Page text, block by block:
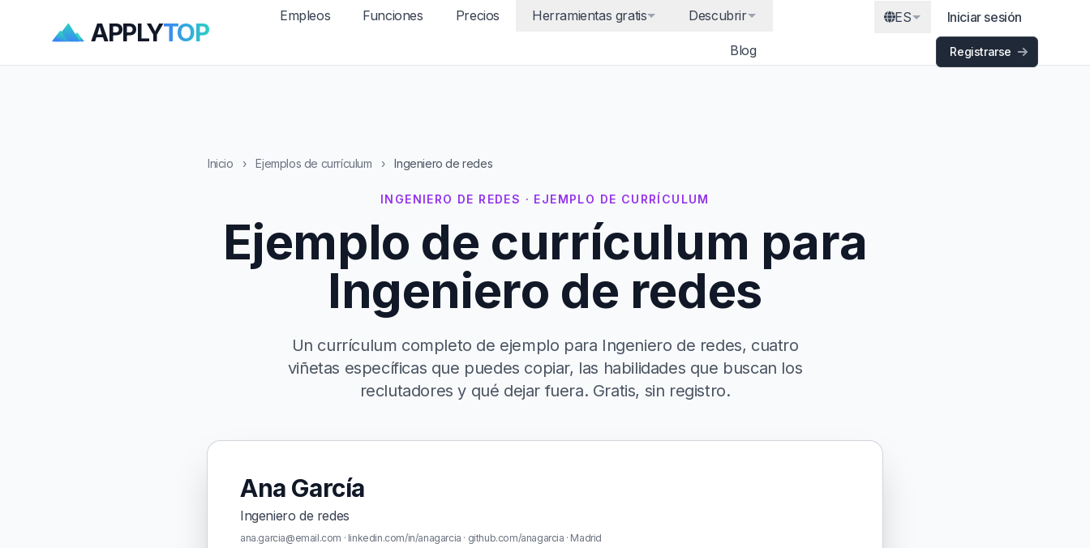
APPLYTOP
Empleos Funciones Precios Herramientas gratis Descubrir
Blog
ES Iniciar sesión
Registrarse
Inicio › Ejemplos de currículum › Ingeniero de redes
INGENIERO DE REDES · EJEMPLO DE CURRÍCULUM
Ejemplo de currículum para
Ingeniero de redes
Un currículum completo de ejemplo para Ingeniero de redes, cuatro
viñetas específicas que puedes copiar, las habilidades que buscan los
reclutadores y qué dejar fuera. Gratis, sin registro.
Ana García
Ingeniero de redes
ana.garcia@email.com · linkedin.com/in/anagarcia · github.com/anagarcia · Madrid